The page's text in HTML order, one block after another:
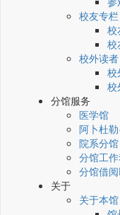
校友专栏
校
校
校外读者
校
校
分馆服务
医学馆
阿卜杜
院系分馆
分馆工
分馆借
关于
关于本馆